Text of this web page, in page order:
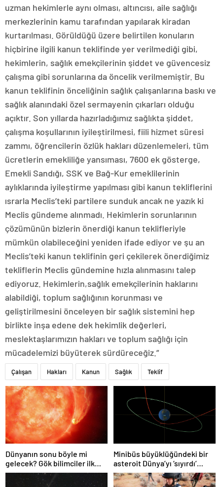
uzman hekimlerle aynı olması, altıncısı, aile sağlığı
merkezlerinin kamu tarafından yapılarak kiradan
kurtarılması. Görüldüğü üzere belirtilen konuların
hiçbirine ilgili kanun teklifinde yer verilmediği gibi,
hekimlerin, sağlık emekçilerinin şiddet ve güvencesiz
çalışma gibi sorunlarına da öncelik verilmemiştir. Bu
kanun teklifinin önceliğinin sağlık çalışanlarına baskı ve
sağlık alanındaki özel sermayenin çıkarları olduğu
açıktır. Son yıllarda hazırladığımız sağlıkta şiddet,
çalışma koşullarının iyileştirilmesi, fiili hizmet süresi
zammı, öğrencilerin özlük hakları düzenlemeleri, tüm
ücretlerin emekliliğe yansıması, 7600 ek gösterge,
Emekli Sandığı, SSK ve Bağ-Kur emeklilerinin
aylıklarında iyileştirme yapılması gibi kanun tekliflerini
ısrarla Meclis’teki partilere sunduk ancak ne yazık ki
Meclis gündeme alınmadı. Hekimlerin sorunlarının
çözümünün bizlerin önerdiği kanun teklifleriyle
mümkün olabileceğini yeniden ifade ediyor ve şu an
Meclis’teki kanun teklifinin geri çekilerek önerdiğimiz
tekliflerin Meclis gündemine hızla alınmasını talep
ediyoruz. Hekimlerin,sağlık emekçilerinin haklarını
alabildiği, toplum sağlığının korunması ve
geliştirilmesini önceleyen bir sağlık sistemini hep
birlikte inşa edene dek hekimlik değerleri,
meslektaşlarımızın hakları ve toplum sağlığı için
mücadelemizi büyüterek sürdüreceğiz.”
Çalışan Hakları Kanun Sağlık Teklif
Dünyanın sonu böyle mi
gelecek? Gök bilimciler ilk
kez sönen yıldızın gezegeni
yutmasına tanık oldu
Minibüs büyüklüğündeki bir
asteroit Dünya’yı ‘sıyırdı’
geçti